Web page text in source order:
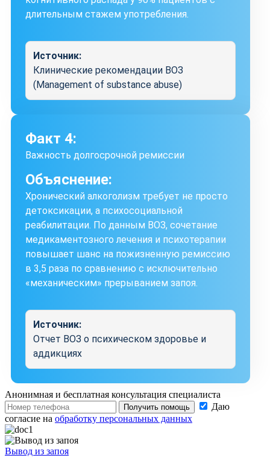
длительным стажем употребления.
Источник:
Клинические рекомендации ВОЗ
(Management of substance abuse)
Факт 4:
Важность долгосрочной ремиссии
Объяснение:
Хронический алкоголизм требует не просто
детоксикации, а психосоциальной
реабилитации. По данным ВОЗ, сочетание
медикаментозного лечения и психотерапии
повышает шанс на пожизненную ремиссию
в 3,5 раза по сравнению с исключительно
«механическим» прерыванием запоя.
Источник:
Отчет ВОЗ о психическом здоровье и
аддикциях
Анонимная и бесплатная консультация специалиста
Получить помощь
Даю
согласие на обработку персональных данных
Вывод из запоя